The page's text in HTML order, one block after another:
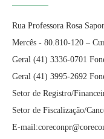
Rua Professora Rosa
Mercês - 80.810-120 –
Geral (41) 3336-0701
Geral (41) 3995-2692
Setor de Registro/
Setor de Fiscalização/
E-